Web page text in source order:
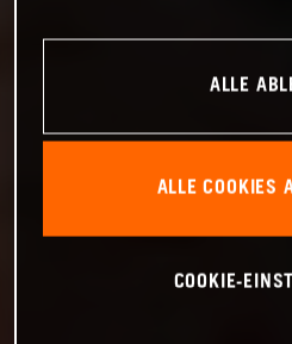
ALLE
ALLE COOKIES
COOKIE-